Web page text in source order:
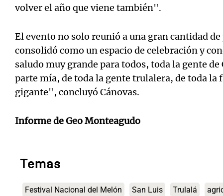
volver el año que viene también".
El evento no solo reunió a una gran cantidad
consolidó como un espacio de celebración y
saludo muy grande para todos, toda la gente de
parte mía, de toda la gente trulalera, de toda
gigante", concluyó Cánovas.
Informe de Geo Monteagudo
Temas
Festival Nacional del Melón San Luis Trulalá